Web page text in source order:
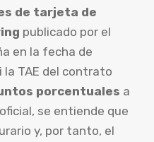
de tarjeta de
publicado por el
en la fecha de
TAE del contrato
porcentuales a
se entiende que
y, por tanto, el